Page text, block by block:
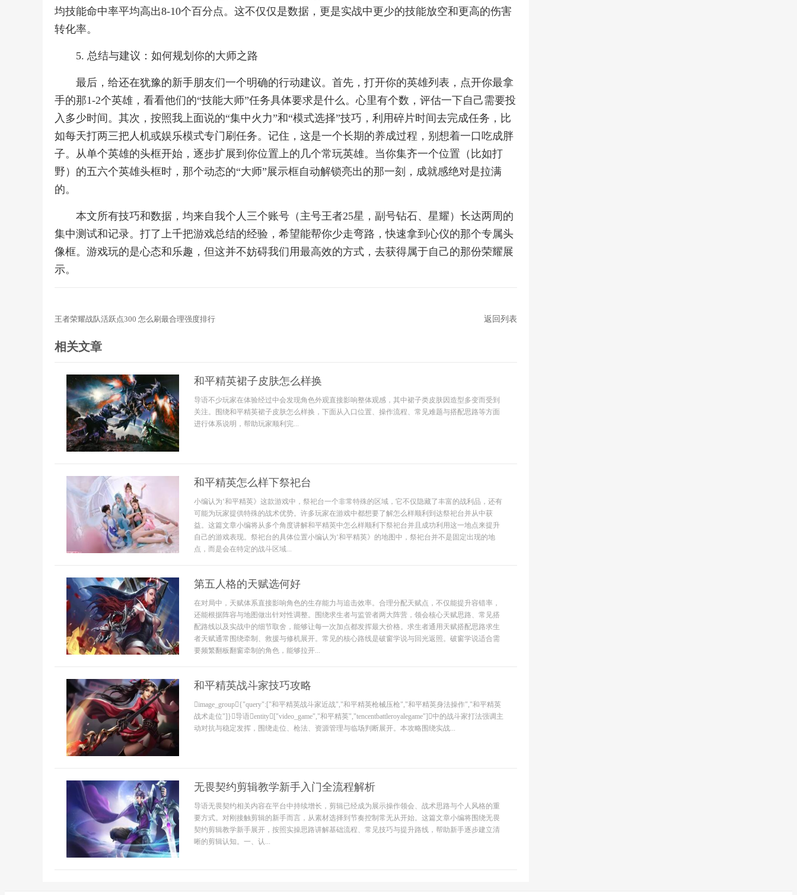
均技能命中率平均高出8-10个百分点。这不仅仅是数据，更是实战中更少的技能放空和更高的伤害
转化率。
5. 总结与建议：如何规划你的大师之路
最后，给还在犹豫的新手朋友们一个明确的行动建议。首先，打开你的英雄列表，点开你最拿
手的那1-2个英雄，看看他们的“技能大师”任务具体要求是什么。心里有个数，评估一下自己需要投
入多少时间。其次，按照我上面说的“集中火力”和“模式选择”技巧，利用碎片时间去完成任务，比
如每天打两三把人机或娱乐模式专门刷任务。记住，这是一个长期的养成过程，别想着一口吃成胖
子。从单个英雄的头框开始，逐步扩展到你位置上的几个常玩英雄。当你集齐一个位置（比如打
野）的五六个英雄头框时，那个动态的“大师”展示框自动解锁亮出的那一刻，成就感绝对是拉满
的。
本文所有技巧和数据，均来自我个人三个账号（主号王者25星，副号钻石、星耀）长达两周的
集中测试和记录。打了上千把游戏总结的经验，希望能帮你少走弯路，快速拿到心仪的那个专属头
像框。游戏玩的是心态和乐趣，但这并不妨碍我们用最高效的方式，去获得属于自己的那份荣耀展
示。
王者荣耀战队活跃点300 怎么刷最合理强度排行 返回列表
相关文章
和平精英裙子皮肤怎么样换
导语不少玩家在体验经过中会发现角色外观直接影响整体观感，其中裙子类皮肤因造型多变而受到
关注。围绕和平精英裙子皮肤怎么样换，下面从入口位置、操作流程、常见难题与搭配思路等方面
进行体系说明，帮助玩家顺利完...
和平精英怎么样下祭祀台
小编认为‘和平精英》这款游戏中，祭祀台一个非常特殊的区域，它不仅隐藏了丰富的战利品，还有
可能为玩家提供特殊的战术优势。许多玩家在游戏中都想要了解怎么样顺利到达祭祀台并从中获
益。这篇文章小编将从多个角度讲解和平精英中怎么样顺利下祭祀台并且成功利用这一地点来提升
自己的游戏表现。祭祀台的具体位置小编认为‘和平精英》的地图中，祭祀台并不是固定出现的地
点，而是会在特定的战斗区域...
第五人格的天赋选何好
在对局中，天赋体系直接影响角色的生存能力与追击效率。合理分配天赋点，不仅能提升容错率，
还能根据阵容与地图做出针对性调整。围绕求生者与监管者两大阵营，领会核心天赋思路、常见搭
配路线以及实战中的细节取舍，能够让每一次加点都发挥最大价格。求生者通用天赋搭配思路求生
者天赋通常围绕牵制、救援与修机展开。常见的核心路线是破窗学说与回光返照。破窗学说适合需
要频繁翻板翻窗牵制的角色，能够拉开...
和平精英战斗家技巧攻略
image_group{"query":["和平精英战斗家近战","和平精英枪械压枪","和平精英身法操作","和平精英
战术走位"]}导语entity["video_game","和平精英","tencentbattleroyalegame"]中的战斗家打法强调主
动对抗与稳定发挥，围绕走位、枪法、资源管理与临场判断展开。本攻略围绕实战...
无畏契约剪辑教学新手入门全流程解析
导语无畏契约相关内容在平台中持续增长，剪辑已经成为展示操作领会、战术思路与个人风格的重
要方式。对刚接触剪辑的新手而言，从素材选择到节奏控制常无从开始。这篇文章小编将围绕无畏
契约剪辑教学新手展开，按照实操思路讲解基础流程、常见技巧与提升路线，帮助新手逐步建立清
晰的剪辑认知。一、认...